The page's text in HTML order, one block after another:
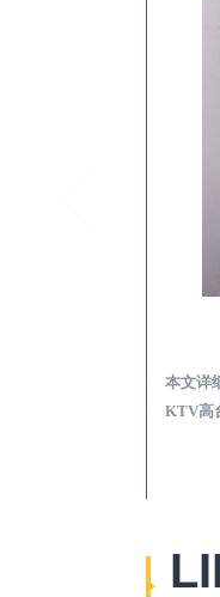
本文详
KTV高